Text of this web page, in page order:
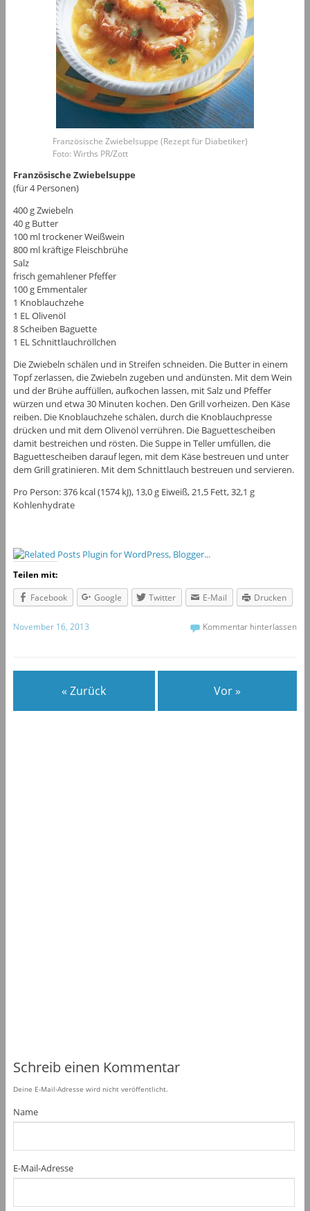
Französische Zwiebelsuppe (Rezept für Diabetiker)
Foto: Wirths PR/Zott
Französische Zwiebelsuppe
(für 4 Personen)
400 g Zwiebeln
40 g Butter
100 ml trockener Weißwein
800 ml kräftige Fleischbrühe
Salz
frisch gemahlener Pfeffer
100 g Emmentaler
1 Knoblauchzehe
1 EL Olivenöl
8 Scheiben Baguette
1 EL Schnittlauchröllchen
Die Zwiebeln schälen und in Streifen schneiden. Die Butter in einem
Topf zerlassen, die Zwiebeln zugeben und andünsten. Mit dem Wein
und der Brühe auffüllen, aufkochen lassen, mit Salz und Pfeffer
würzen und etwa 30 Minuten kochen. Den Grill vorheizen. Den Käse
reiben. Die Knoblauchzehe schälen, durch die Knoblauchpresse
drücken und mit dem Olivenöl verrühren. Die Baguettescheiben
damit bestreichen und rösten. Die Suppe in Teller umfüllen, die
Baguettescheiben darauf legen, mit dem Käse bestreuen und unter
dem Grill gratinieren. Mit dem Schnittlauch bestreuen und servieren.
Pro Person: 376 kcal (1574 kJ), 13,0 g Eiweiß, 21,5 Fett, 32,1 g
Kohlenhydrate
Teilen mit:
Facebook
Google Twitter E-Mail Drucken
November 16, 2013 Kommentar hinterlassen
« Zurück Vor »
Schreib einen Kommentar
Deine E-Mail-Adresse wird nicht veröffentlicht.
Name
E-Mail-Adresse